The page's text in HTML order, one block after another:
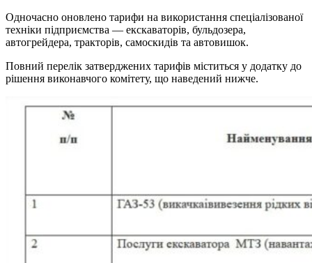
Одночасно оновлено тарифи на використання спеціалізованої
техніки підприємства — екскаваторів, бульдозера,
автогрейдера, тракторів, самоскидів та автовишок.
Повний перелік затверджених тарифів міститься у додатку до
рішення виконавчого комітету, що наведений нижче.